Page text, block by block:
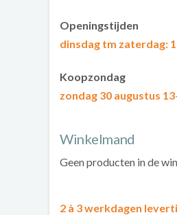
Openingstijden
dinsdag tm zaterdag:
Koopzondag
zondag 30 augustus
Winkelmand
Geen producten in de
2 à 3 werkdagen